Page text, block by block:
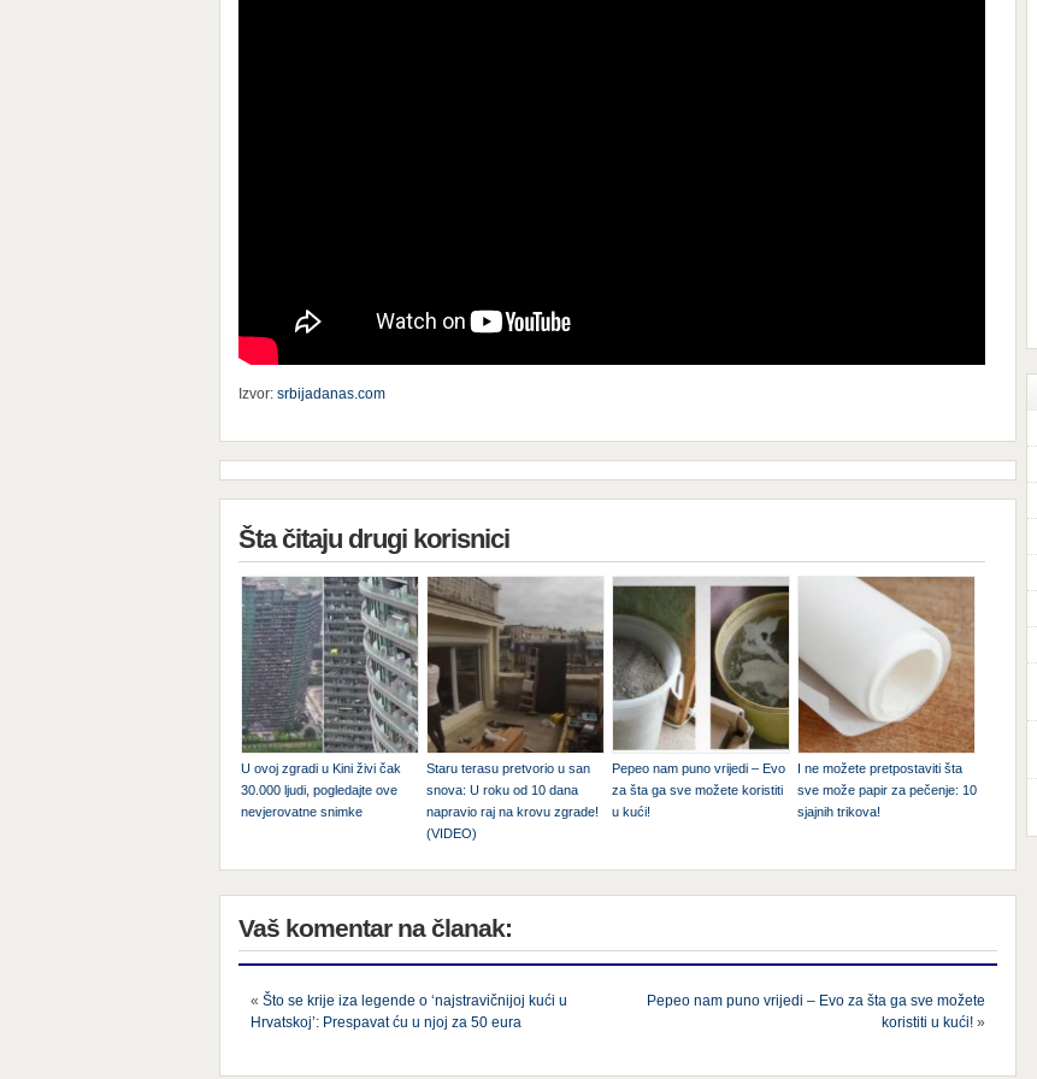
Izvor: srbijadanas.com
Šta čitaju drugi korisnici
U ovoj zgradi u Kini živi čak
30.000 ljudi, pogledajte ove
nevjerovatne snimke
Staru terasu pretvorio u san
snova: U roku od 10 dana
napravio raj na krovu zgrade!
(VIDEO)
Pepeo nam puno vrijedi – Evo
za šta ga sve možete koristiti
u kući!
I ne možete pretpostaviti šta
sve može papir za pečenje: 10
sjajnih trikova!
Vaš komentar na članak:
« Što se krije iza legende o ‘najstravičnijoj kući u
Hrvatskoj’: Prespavat ću u njoj za 50 eura
Pepeo nam puno vrijedi – Evo za šta ga sve možete
koristiti u kući!»